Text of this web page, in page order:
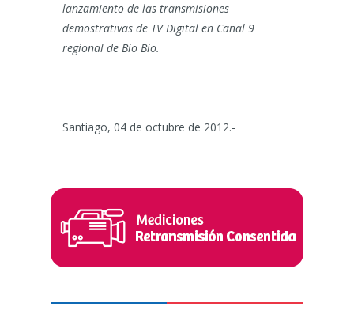
lanzamiento de las transmisiones
demostrativas de TV Digital en Canal 9
regional de Bío Bío.
Santiago, 04 de octubre de 2012.-